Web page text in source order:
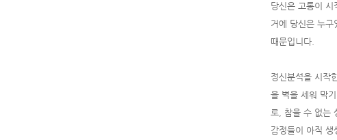
당신은 고통이
거에 당신은 누구
때문입니다.
정신분석을 시작
을 벽을 세워 막
로, 참을 수 없는
감정들이 아직